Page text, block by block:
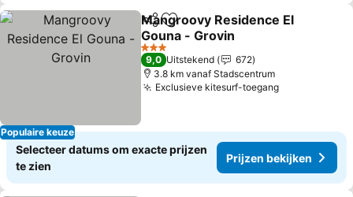
Populaire keuze
DelenToevoegen aan favorieten
Mangroovy Residence El
Gouna - Grovin
Prijzen bekijken
3 Sterren
9,0 Uitstekend
672
3.8 km vanaf Stadscentrum
Exclusieve kitesurf-toegangPrijzen
Selecteer datums om exacte prijzen
te zien
Prijzen bekijken